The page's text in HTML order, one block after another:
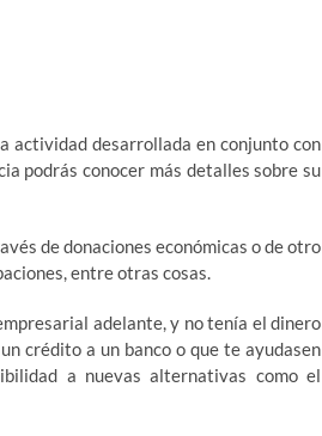
actividad desarrollada en conjunto con
podrás conocer más detalles sobre su
de donaciones económicas o de otro
entre otras cosas.
adelante, y no tenía el dinero
crédito a un banco o que te ayudasen
a nuevas alternativas como el